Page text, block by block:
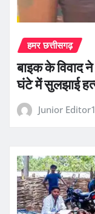
हमर छत्तीसगढ़
बाइक के विवाद
घंटे में सुलझाई
Junior Editor1